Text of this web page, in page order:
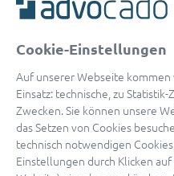
Mit
Sign
By continuing, you are
Cookie-Einstellungen
Auf unserer Webseite kommen
Einsatz: technische, zu
Zwecken. Sie können unsere
das Setzen von Cookies
technisch notwendigen
Einstellungen durch Klicken auf